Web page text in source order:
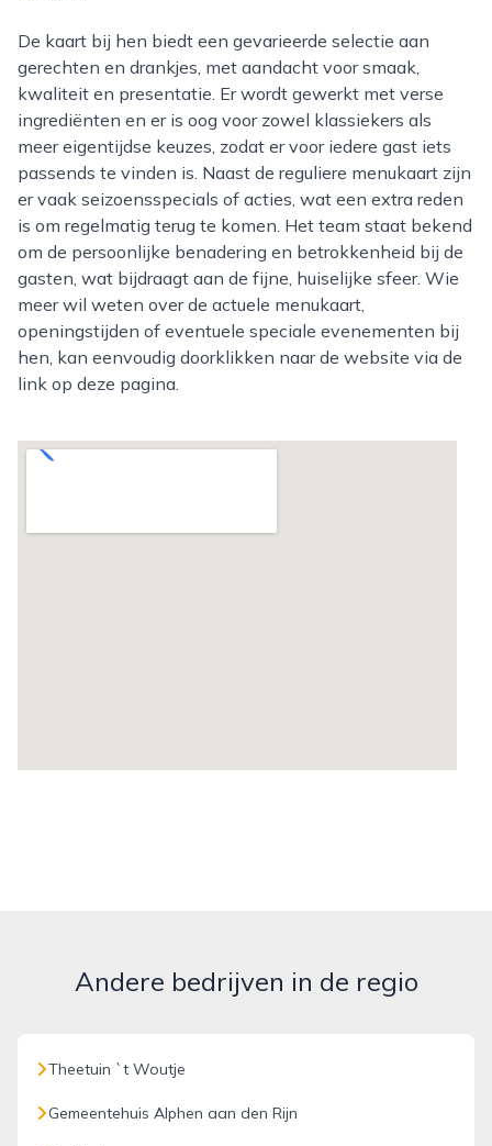
De kaart bij hen biedt een gevarieerde selectie aan
gerechten en drankjes, met aandacht voor smaak,
kwaliteit en presentatie. Er wordt gewerkt met verse
ingrediënten en er is oog voor zowel klassiekers als
meer eigentijdse keuzes, zodat er voor iedere gast iets
passends te vinden is. Naast de reguliere menukaart zijn
er vaak seizoensspecials of acties, wat een extra reden
is om regelmatig terug te komen. Het team staat bekend
om de persoonlijke benadering en betrokkenheid bij de
gasten, wat bijdraagt aan de fijne, huiselijke sfeer. Wie
meer wil weten over de actuele menukaart,
openingstijden of eventuele speciale evenementen bij
hen, kan eenvoudig doorklikken naar de website via de
link op deze pagina.
Andere bedrijven in de regio
Theetuin `t Woutje
Gemeentehuis Alphen aan den Rijn